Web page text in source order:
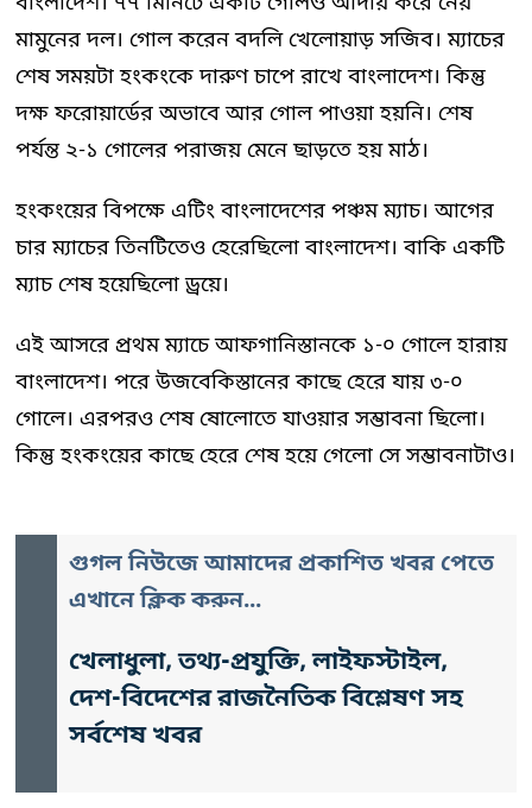
মামুনের দল। গোল করেন বদলি খেলোয়াড় সজিব। ম্যাচের
শেষ সময়টা হংকংকে দারুণ চাপে রাখে বাংলাদেশ। কিন্তু
দক্ষ ফরোয়ার্ডের অভাবে আর গোল পাওয়া হয়নি। শেষ
পর্যন্ত ২-১ গোলের পরাজয় মেনে ছাড়তে হয় মাঠ।
হংকংয়ের বিপক্ষে এটিং বাংলাদেশের পঞ্চম ম্যাচ। আগের
চার ম্যাচের তিনটিতেও হেরেছিলো বাংলাদেশ। বাকি একটি
ম্যাচ শেষ হয়েছিলো ড্রয়ে।
এই আসরে প্রথম ম্যাচে আফগানিস্তানকে ১-০ গোলে হারায়
বাংলাদেশ। পরে উজবেকিস্তানের কাছে হেরে যায় ৩-০
গোলে। এরপরও শেষ ষোলোতে যাওয়ার সম্ভাবনা ছিলো।
কিন্তু হংকংয়ের কাছে হেরে শেষ হয়ে গেলো সে সম্ভাবনাটাও।
গুগল নিউজে আমাদের প্রকাশিত খবর পেতে
এখানে ক্লিক করুন...
খেলাধুলা, তথ্য-প্রযুক্তি, লাইফস্টাইল,
দেশ-বিদেশের রাজনৈতিক বিশ্লেষণ সহ
সর্বশেষ খবর